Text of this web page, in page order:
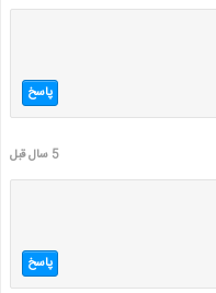
پاسخ
5 سال قبل
پاسخ